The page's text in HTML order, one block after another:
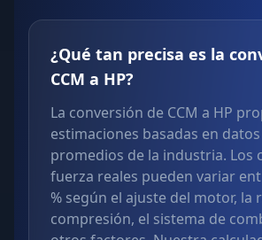
¿Qué tan precisa es la
CCM a HP?
La conversión de CCM a HP
estimaciones basadas en
promedios de la industria. Los
fuerza reales pueden variar
% según el ajuste del motor, la
compresión, el sistema de